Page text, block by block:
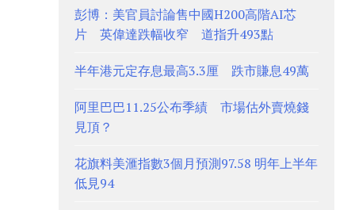
彭博：美官員討論售中國H200高階AI芯
片 英偉達跌幅收窄 道指升493點
半年港元定存息最高3.3厘 跌市賺息49萬
阿里巴巴11.25公布季績 市場估外賣燒錢
見頂？
花旗料美滙指數3個月預測97.58 明年上半年
低見94